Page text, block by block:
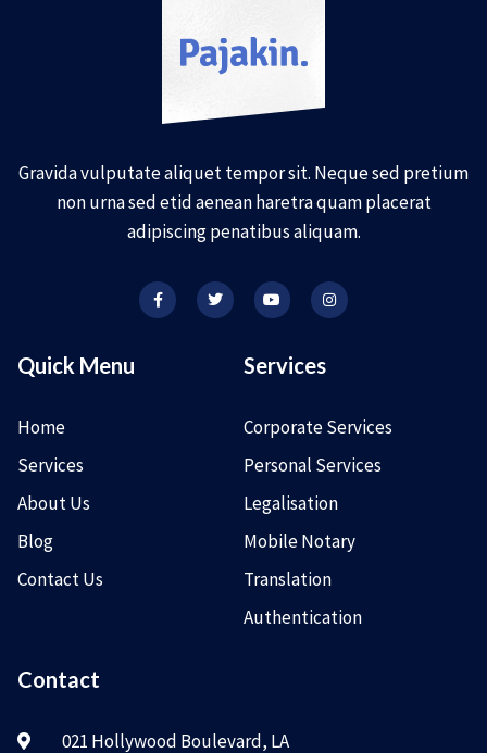
Gravida vulputate aliquet tempor sit. Neque sed pretium
non urna sed etid aenean haretra quam placerat
adipiscing penatibus aliquam.
Quick Menu
Home
Services
About Us
Blog
Contact Us
Services
Corporate Services
Personal Services
Legalisation
Mobile Notary
Translation
Authentication
Contact
021 Hollywood Boulevard, LA